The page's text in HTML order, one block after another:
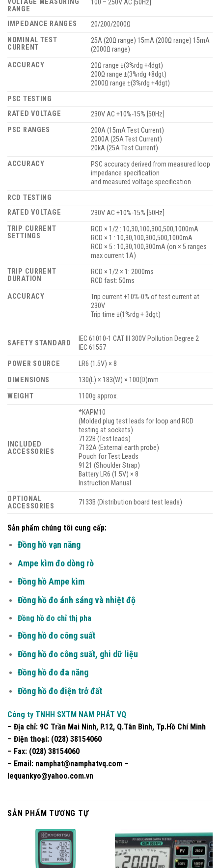
VOLTAGE MEASURING
RANGE
100 – 250V AC [50Hz]
IMPEDANCE RANGES
20/200/2000Ω
NOMINAL TEST
CURRENT
25A (20Ω range) 15mA (200Ω range) 15mA
(2000Ω range)
ACCURACY
20Ω range ±(3%rdg +4dgt)
200Ω range ±(3%rdg +8dgt)
2000Ω range ±(3%rdg +4dgt)
PSC TESTING
RATED VOLTAGE
230V AC +10%-15% [50Hz]
PSC RANGES
200A (15mA Test Current)
2000A (25A Test Current)
20kA (25A Test Current)
ACCURACY
PSC accuracy derived from measured loop
impedance specification
and measured voltage specification
RCD TESTING
RATED VOLTAGE
230V AC +10%-15% [50Hz]
TRIP CURRENT
SETTINGS
RCD × 1/2 : 10,30,100,300,500,1000mA
RCD × 1 : 10,30,100,300,500,1000mA
RCD × 5 : 10,30,100,300mA (on × 5 ranges
max current 1A)
TRIP CURRENT
DURATION
RCD × 1/2 × 1: 2000ms
RCD fast: 50ms
ACCURACY
Trip current +10%-0% of test current at
230V
Trip time ±(1%rdg + 3dgt)
SAFETY STANDARD
IEC 61010-1 CAT III 300V Pollution Degree 2
IEC 61557
POWER SOURCE
LR6 (1.5V) × 8
DIMENSIONS
130(L) × 183(W) × 100(D)mm
WEIGHT
1100g approx.
INCLUDED
ACCESSORIES
*KAPM10
(Molded plug test leads for loop and RCD
testing at sockets)
7122B (Test leads)
7132A (External earth probe)
Pouch for Test Leads
9121 (Shoulder Strap)
Battery LR6 (1.5V) × 8
Instruction Manual
OPTIONAL
ACCESSORIES
7133B (Distribution board test leads)
Sản phẩm chúng tôi cung cấp:
Đồng hồ vạn năng
Ampe kìm đo dòng rò
Đồng hồ Ampe kìm
Đồng hồ đo ánh sáng và nhiệt độ
Đồng hồ đo chỉ thị pha
Đồng hồ đo công suất
Đồng hồ đo công suất, ghi dữ liệu
Đồng hồ đo đa năng
Đồng hồ đo điện trở đất
Công ty TNHH SXTM NAM PHÁT VQ
– Địa chỉ: 9C Trần Mai Ninh, P.12, Q.Tân Bình, Tp.Hồ Chí Minh
– Điện thoại: (028) 38154060
– Fax: (028) 38154060
– Email: namphat@namphatvq.com –
lequankyo@yahoo.com.vn
SẢN PHẨM TƯƠNG TỰ